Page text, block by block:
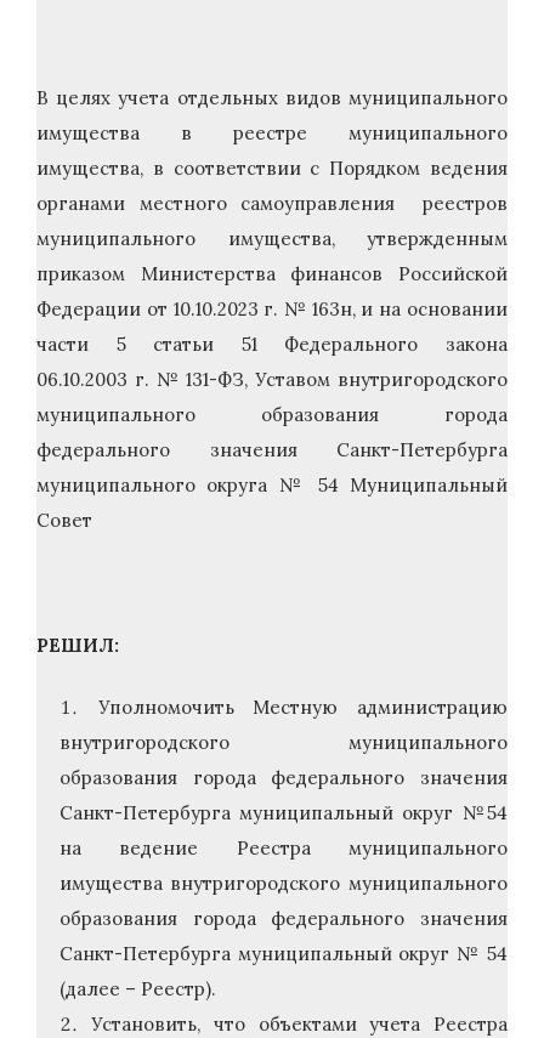
В целях учета отдельных видов муниципального
имущества в реестре муниципального
имущества, в соответствии с Порядком ведения
органами местного самоуправления реестров
муниципального имущества, утвержденным
приказом Министерства финансов Российской
Федерации от 10.10.2023 г. № 163н, и на основании
части 5 статьи 51 Федерального закона
06.10.2003 г. № 131-ФЗ, Уставом внутригородского
муниципального образования города
федерального значения Санкт-Петербурга
муниципального округа № 54 Муниципальный
Совет
РЕШИЛ:
Уполномочить Местную администрацию
внутригородского муниципального
образования города федерального значения
Санкт-Петербурга муниципальный округ №54
на ведение Реестра муниципального
имущества внутригородского муниципального
образования города федерального значения
Санкт-Петербурга муниципальный округ № 54
(далее – Реестр).
Установить, что объектами учета Реестра